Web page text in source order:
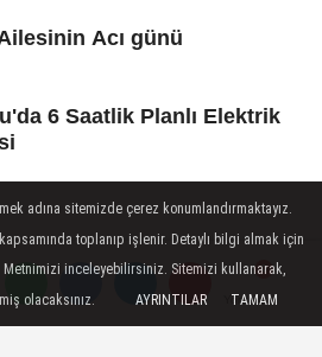
Yorumlar
Acı günü
6 Saatlik Planlı Elektrik
- 10:53
Başkanı Öner
Yorumlar
adına sitemizde çerez konumlandırmaktayız.
toplanıp işlenir. Detaylı bilgi almak için
Metnimizi inceleyebilirsiniz. Sitemizi kullanarak,
olacaksınız.
AYRINTILAR TAMAM